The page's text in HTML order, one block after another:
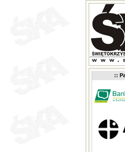
::